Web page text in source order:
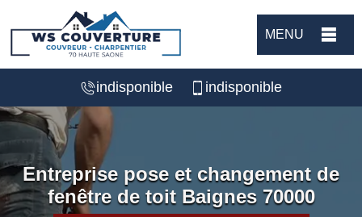
MENU
indisponible indisponible
Entreprise pose et changement de
fenêtre de toit Baignes 70000